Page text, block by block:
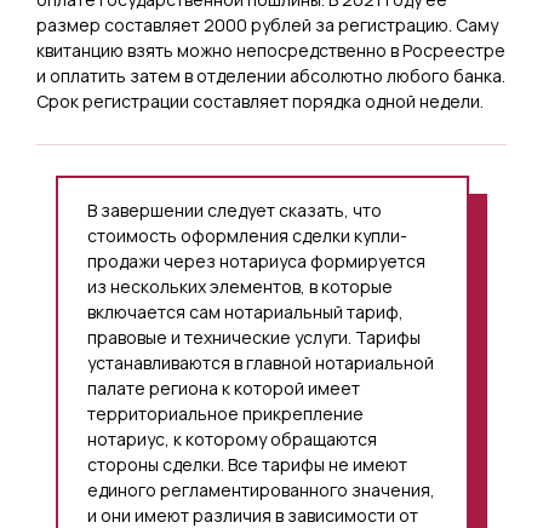
размер составляет 2000 рублей за регистрацию. Саму
квитанцию взять можно непосредственно в Росреестре
и оплатить затем в отделении абсолютно любого банка.
Срок регистрации составляет порядка одной недели.
В завершении следует сказать, что
стоимость оформления сделки купли-
продажи через нотариуса формируется
из нескольких элементов, в которые
включается сам нотариальный тариф,
правовые и технические услуги. Тарифы
устанавливаются в главной нотариальной
палате региона к которой имеет
территориальное прикрепление
нотариус, к которому обращаются
стороны сделки. Все тарифы не имеют
единого регламентированного значения,
и они имеют различия в зависимости от